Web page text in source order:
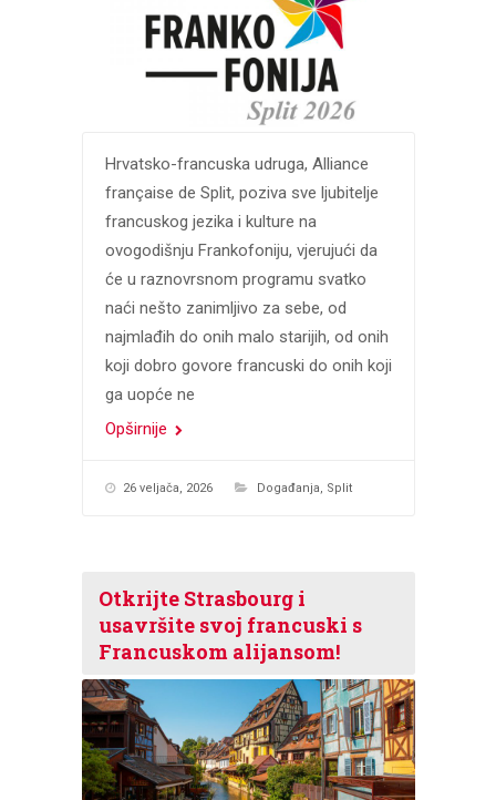
Hrvatsko-francuska udruga, Alliance
française de Split, poziva sve ljubitelje
francuskog jezika i kulture na
ovogodišnju Frankofoniju, vjerujući da
će u raznovrsnom programu svatko
naći nešto zanimljivo za sebe, od
najmlađih do onih malo starijih, od onih
koji dobro govore francuski do onih koji
ga uopće ne
Opširnije
26 veljača, 2026 Događanja, Split
Otkrijte Strasbourg i
usavršite svoj francuski s
Francuskom alijansom!